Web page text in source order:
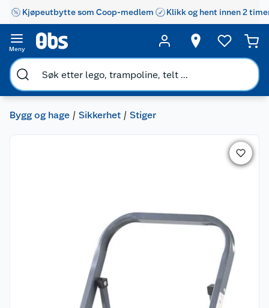
Kjøpeutbytte som Coop-medlem Klikk og hent innen 2
Meny
Bygg og hage Sikkerhet Stiger